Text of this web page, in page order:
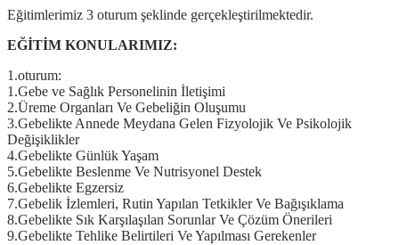
Eğitimlerimiz 3 oturum şeklinde gerçekleştirilmektedir.
EĞİTİM KONULARIMIZ:
1.oturum:
1.Gebe ve Sağlık Personelinin İletişimi
2.Üreme Organları Ve Gebeliğin Oluşumu
3.Gebelikte Annede Meydana Gelen Fizyolojik Ve Psikolojik
Değişiklikler
4.Gebelikte Günlük Yaşam
5.Gebelikte Beslenme Ve Nutrisyonel Destek
6.Gebelikte Egzersiz
7.Gebelik İzlemleri, Rutin Yapılan Tetkikler Ve Bağışıklama
8.Gebelikte Sık Karşılaşılan Sorunlar Ve Çözüm Önerileri
9.Gebelikte Tehlike Belirtileri Ve Yapılması Gerekenler